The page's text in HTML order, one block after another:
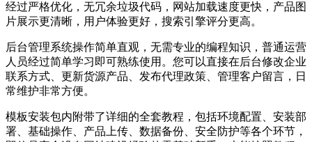
经过严格优化，无冗余垃圾代码，网站加载速度更快，产品图
片展示更清晰，用户体验更好，搜索引擎评分更高。
后台管理系统操作简单直观，无需专业的编程知识，普通运营
人员经过简单学习即可熟练使用。您可以直接在后台修改企业
联系方式、更新货源产品、发布代理政策、管理客户留言，日
常维护非常方便。
模板安装包内附带了详细的全套教程，包括环境配置、安装部
署、基础操作、产品上传、数据备份、安全防护等各个环节，